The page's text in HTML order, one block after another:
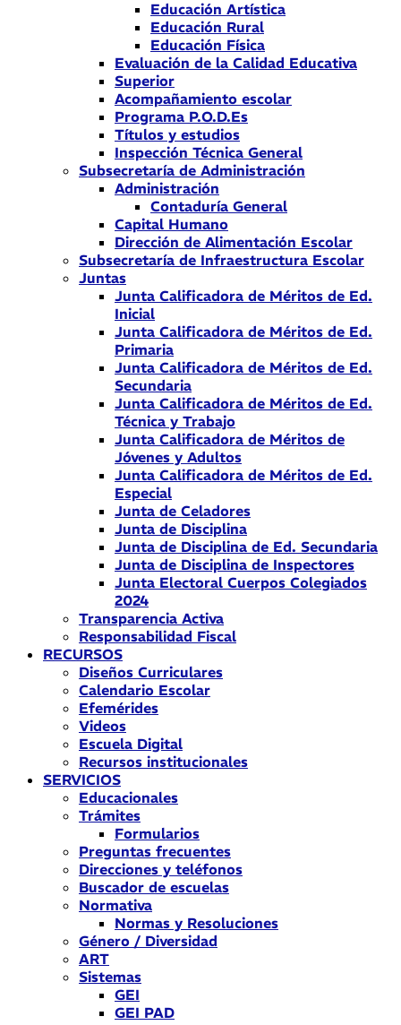
Educación Artística
Educación Rural
Educación Física
Evaluación de la Calidad Educativa
Superior
Acompañamiento escolar
Programa P.O.D.Es
Títulos y estudios
Inspección Técnica General
Subsecretaría de Administración
Administración
Contaduría General
Capital Humano
Dirección de Alimentación Escolar
Subsecretaría de Infraestructura Escolar
Juntas
Junta Calificadora de Méritos de Ed.
Inicial
Junta Calificadora de Méritos de Ed.
Primaria
Junta Calificadora de Méritos de Ed.
Secundaria
Junta Calificadora de Méritos de Ed.
Técnica y Trabajo
Junta Calificadora de Méritos de
Jóvenes y Adultos
Junta Calificadora de Méritos de Ed.
Especial
Junta de Celadores
Junta de Disciplina
Junta de Disciplina de Ed. Secundaria
Junta de Disciplina de Inspectores
Junta Electoral Cuerpos Colegiados
2024
Transparencia Activa
Responsabilidad Fiscal
RECURSOS
Diseños Curriculares
Calendario Escolar
Efemérides
Videos
Escuela Digital
Recursos institucionales
SERVICIOS
Educacionales
Trámites
Formularios
Preguntas frecuentes
Direcciones y teléfonos
Buscador de escuelas
Normativa
Normas y Resoluciones
Género / Diversidad
ART
Sistemas
GEI
GEI PAD